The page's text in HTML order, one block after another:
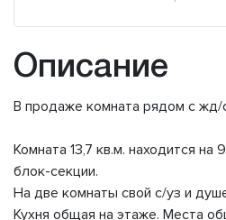
Описание
В продаже комната рядом с жд/
Комната 13,7 кв.м. находится на
блок-секции.
На две комнаты свой с/уз и
Кухня общая на этаже. Места